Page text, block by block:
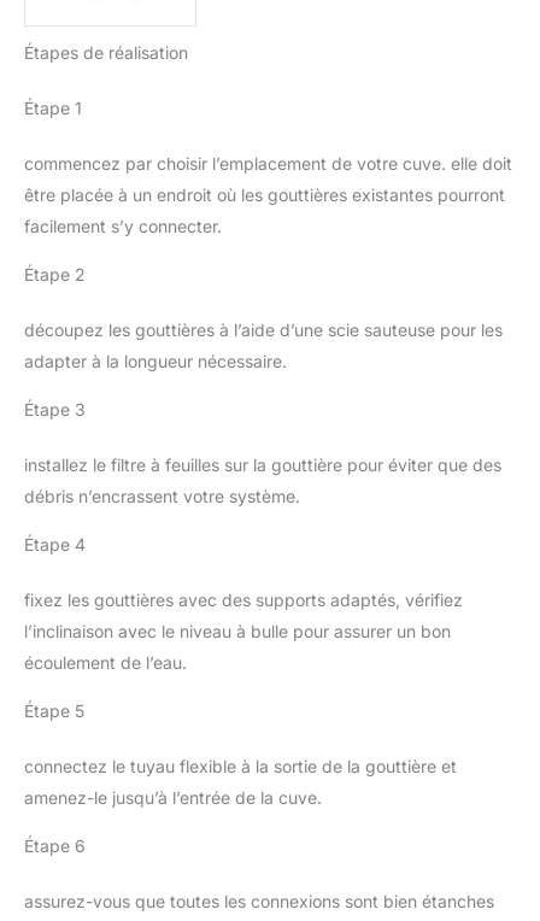
Étapes de réalisation
Étape 1
commencez par choisir l’emplacement de votre cuve. elle doit
être placée à un endroit où les gouttières existantes pourront
facilement s’y connecter.
Étape 2
découpez les gouttières à l’aide d’une scie sauteuse pour les
adapter à la longueur nécessaire.
Étape 3
installez le filtre à feuilles sur la gouttière pour éviter que des
débris n’encrassent votre système.
Étape 4
fixez les gouttières avec des supports adaptés, vérifiez
l’inclinaison avec le niveau à bulle pour assurer un bon
écoulement de l’eau.
Étape 5
connectez le tuyau flexible à la sortie de la gouttière et
amenez-le jusqu’à l’entrée de la cuve.
Étape 6
assurez-vous que toutes les connexions sont bien étanches